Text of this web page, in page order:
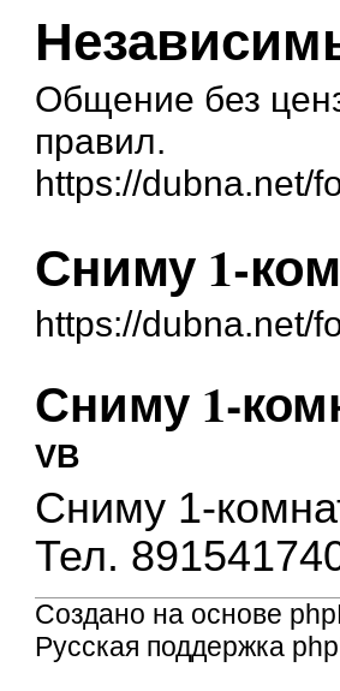
Общение без
правил.
https://dubna.net/
Сниму 1-
https://dubna.net/
Сниму 1-
VB
Сниму 1-
Тел.
Создано на основе
Русская поддержка